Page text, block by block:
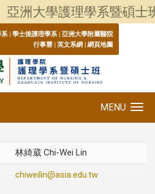
亞洲大學護理學系暨碩士
系 | 學士後護理學系 | 亞洲大學附屬醫院
行事曆 | 英文系網 | 網頁地圖
MENU
林綺葳 Chi-Wei Lin
chiweilin@asia.edu.tw